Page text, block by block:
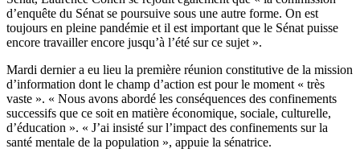
d’enquête du Sénat se poursuive sous une autre forme. On est
toujours en pleine pandémie et il est important que le Sénat puisse
encore travailler encore jusqu’à l’été sur ce sujet ».
Mardi dernier a eu lieu la première réunion constitutive de la mission
d’information dont le champ d’action est pour le moment « très
vaste ». « Nous avons abordé les conséquences des confinements
successifs que ce soit en matière économique, sociale, culturelle,
d’éducation ». « J’ai insisté sur l’impact des confinements sur la
santé mentale de la population », appuie la sénatrice.